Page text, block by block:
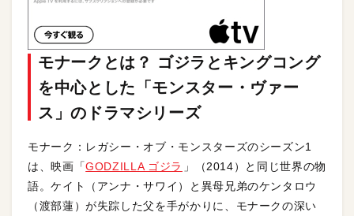
モナークとは？ ゴジラとキングコング
を中心とした「モンスター・ヴァー
ス」のドラマシリーズ
モナーク：レガシー・オブ・モンスターズのシーズン1
は、映画「GODZILLA ゴジラ 」（2014）と同じ世界の物
語。ケイト（アンナ・サワイ）と異母兄弟のケンタロウ
（渡部蓮）が失踪した父を手がかりに、モナークの深い